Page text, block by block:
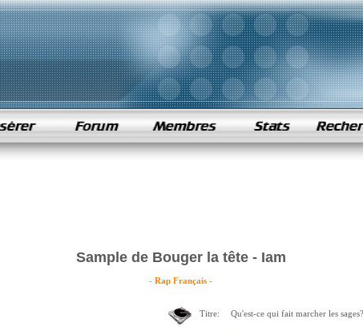
Sample de Bouger la tête - Iam
- Rap Français -
Titre: Qu'est-ce qui fait marcher les sages?